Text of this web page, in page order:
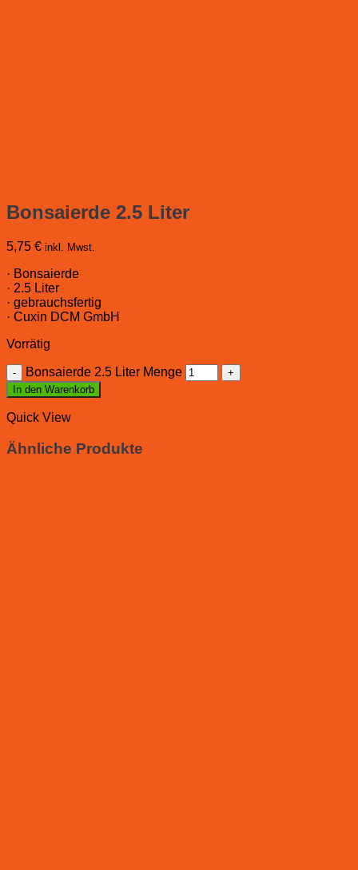
Bonsaierde 2.5 Liter
5,75 € inkl. Mwst.
· Bonsaierde
· 2.5 Liter
· gebrauchsfertig
· Cuxin DCM GmbH
Vorrätig
Bonsaierde 2.5 Liter Menge
In den Warenkorb
Quick View
Ähnliche Produkte